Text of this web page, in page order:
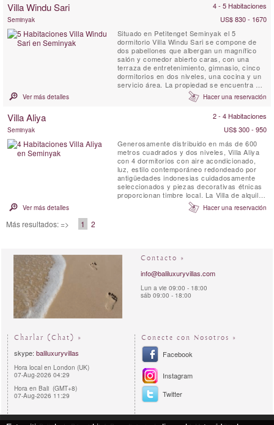
separada para los cuartos de privacidad.
Villa Shambhala combina un diseño ...
Villa Windu Sari 4 - 5 Habitaciones
Seminyak
US$ 830 - 1670
Situado en Petitenget Seminyak el 5
dormitorio Villa Windu Sari se compone de
dos pabellones que albergan un magnífico
salón y comedor abierto caras, con una
terraza de entretenimiento, gimnasio, cinco
dormitorios en dos niveles, una cocina y un
servicio área. La propiedad se encuentra en
un encantador jardín amurallado con piscina.
Ver más detalles Hacer una reservación
Villa Aliya 2 - 4 Habitaciones
Seminyak
US$ 300 - 950
Generosamente distribuido en más de 600
metros cuadrados y dos niveles, Villa Aliya
con 4 dormitorios con aire acondicionado,
luz, estilo contemporáneo redondeado por
antigüedades indonesias cuidadosamente
seleccionados y piezas decorativas étnicas
proporcionan timbre local. La Villa de alquiler
privado tiene generosos espacios abiertos
que fluyen entre sí que fueron diseñados
Ver más detalles Hacer una reservación
Más resultados: => 1 2
Contacto »
info@baliluxuryvillas.com
Lun a vie 09:00 - 18:00
sáb 09:00 - 18:00
Charlar (Chat) »
skype: baliluxuryvillas
Hora local en London (UK)
07-Aug-2026 04:29
Hora en Bali (GMT+8)
07-Aug-2026 11:29
Conecte con Nosotros »
Facebook
Instagram
Twitter